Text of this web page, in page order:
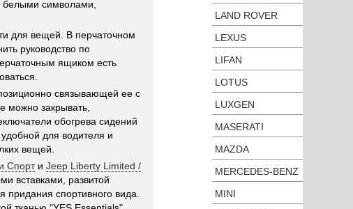
символами,
для вещей. В перчаточном
руководство по
ящиком есть
связывающей ее с
можно закрывать,
обогрева сидений
для водителя и
вещей.
Спорти Jeep Liberty Limited /
вставками, развитой
спортивного вида.
LAND ROVER
LEXUS
LIFAN
LOTUS
LUXGEN
MASERATI
MAZDA
MERCEDES-BENZ
MINI